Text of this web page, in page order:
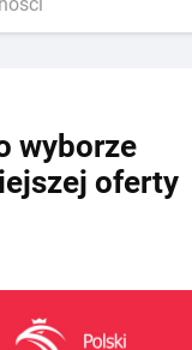
wyborze
oferty